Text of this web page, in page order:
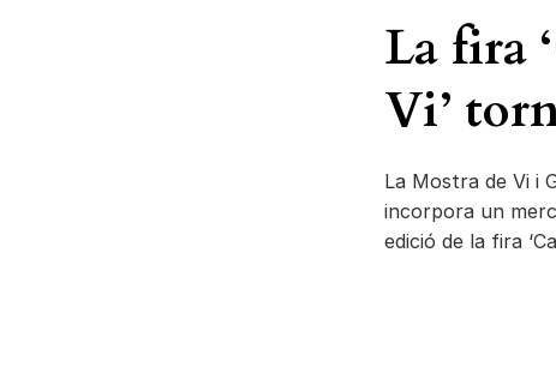
La fira
Vi’
La Mostra de Vi i
incorpora un
edició de la fira